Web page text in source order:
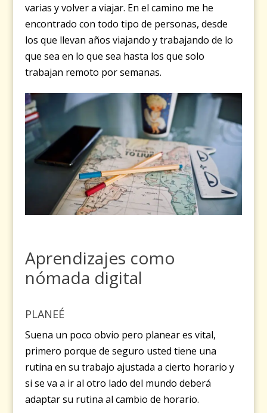
varias y volver a viajar. En el camino me he
encontrado con todo tipo de personas, desde
los que llevan años viajando y trabajando de lo
que sea en lo que sea hasta los que solo
trabajan remoto por semanas.
Aprendizajes como
nómada digital
PLANEÉ
Suena un poco obvio pero planear es vital,
primero porque de seguro usted tiene una
rutina en su trabajo ajustada a cierto horario y
si se va a ir al otro lado del mundo deberá
adaptar su rutina al cambio de horario.